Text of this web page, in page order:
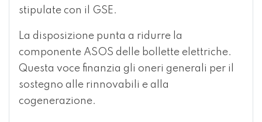
stipulate con il GSE.
La disposizione punta a ridurre la
componente ASOS delle bollette elettriche.
Questa voce finanzia gli oneri generali per il
sostegno alle rinnovabili e alla
cogenerazione.